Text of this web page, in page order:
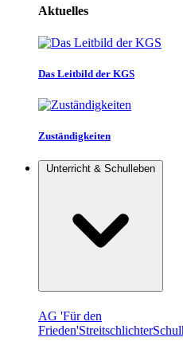
Aktuelles
Das Leitbild der KGS
Zuständigkeiten
Unterricht & Schulleben
AG 'Für den
Frieden'Streitschlichter